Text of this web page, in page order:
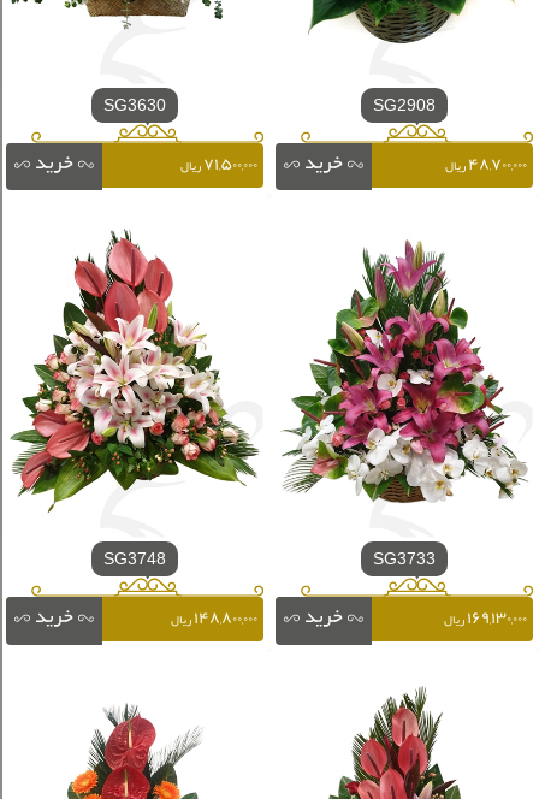
SG2908
۴۸,۷۰۰,۰۰۰ریال
SG3630
۷۱,۵۰۰,۰۰۰ریال
SG3733
۱۶۹,۱۳۰,۰۰۰ریال
SG3748
۱۴۸,۸۰۰,۰۰۰ریال